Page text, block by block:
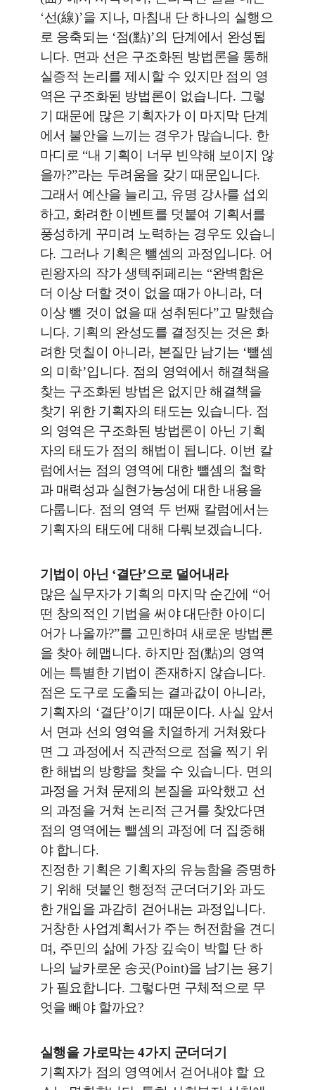
‘선(線)’을 지나, 마침내 단 하나의 실행으
로 응축되는 ‘점(點)’의 단계에서 완성됩
니다. 면과 선은 구조화된 방법론을 통해
실증적 논리를 제시할 수 있지만 점의 영
역은 구조화된 방법론이 없습니다. 그렇
기 때문에 많은 기획자가 이 마지막 단계
에서 불안을 느끼는 경우가 많습니다. 한
마디로 “내 기획이 너무 빈약해 보이지 않
을까?”라는 두려움을 갖기 때문입니다.
그래서 예산을 늘리고, 유명 강사를 섭외
하고, 화려한 이벤트를 덧붙여 기획서를
풍성하게 꾸미려 노력하는 경우도 있습니
다. 그러나 기획은 뺄셈의 과정입니다. 어
린왕자의 작가 생텍쥐페리는 “완벽함은
더 이상 더할 것이 없을 때가 아니라, 더
이상 뺄 것이 없을 때 성취된다”고 말했습
니다. 기획의 완성도를 결정짓는 것은 화
려한 덧칠이 아니라, 본질만 남기는 ‘뺄셈
의 미학’입니다. 점의 영역에서 해결책을
찾는 구조화된 방법은 없지만 해결책을
찾기 위한 기획자의 태도는 있습니다. 점
의 영역은 구조화된 방법론이 아닌 기획
자의 태도가 점의 해법이 됩니다. 이번 칼
럼에서는 점의 영역에 대한 뺄셈의 철학
과 매력성과 실현가능성에 대한 내용을
다룹니다. 점의 영역 두 번째 칼럼에서는
기획자의 태도에 대해 다뤄보겠습니다.
기법이 아닌 ‘결단’으로 덜어내라
많은 실무자가 기획의 마지막 순간에 “어
떤 창의적인 기법을 써야 대단한 아이디
어가 나올까?”를 고민하며 새로운 방법론
을 찾아 헤맵니다. 하지만 점(點)의 영역
에는 특별한 기법이 존재하지 않습니다.
점은 도구로 도출되는 결과값이 아니라,
기획자의 ‘결단’이기 때문이다. 사실 앞서
서 면과 선의 영역을 치열하게 거쳐왔다
면 그 과정에서 직관적으로 점을 찍기 위
한 해법의 방향을 찾을 수 있습니다. 면의
과정을 거쳐 문제의 본질을 파악했고 선
의 과정을 거쳐 논리적 근거를 찾았다면
점의 영역에는 뺄셈의 과정에 더 집중해
야 합니다.
진정한 기획은 기획자의 유능함을 증명하
기 위해 덧붙인 행정적 군더더기와 과도
한 개입을 과감히 걷어내는 과정입니다.
거창한 사업계획서가 주는 허전함을 견디
며, 주민의 삶에 가장 깊숙이 박힐 단 하
나의 날카로운 송곳(Point)을 남기는 용기
가 필요합니다. 그렇다면 구체적으로 무
엇을 빼야 할까요?
실행을 가로막는4가지 군더더기
기획자가 점의 영역에서 걷어내야 할 요